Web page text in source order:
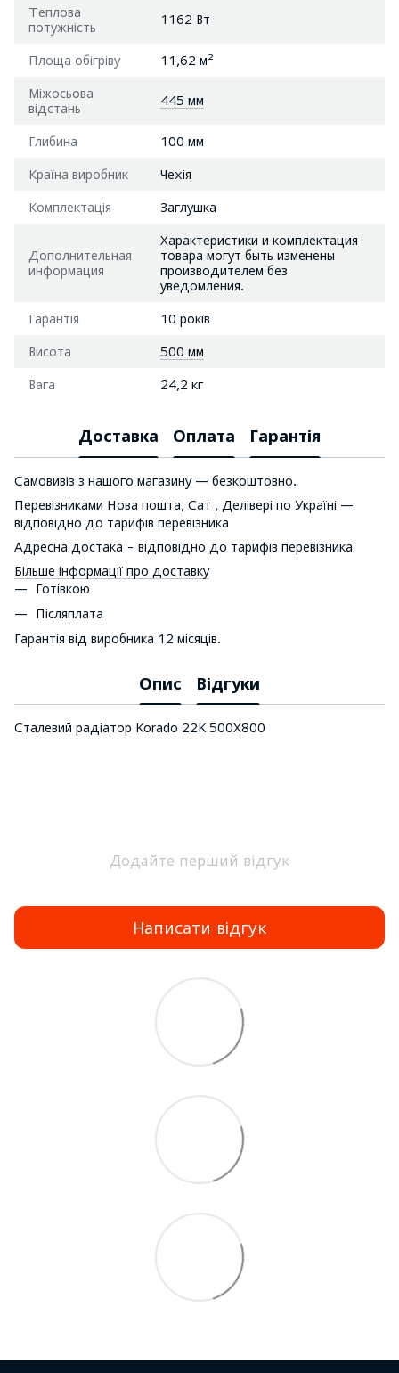
Теплова
потужність
1162 Вт
Площа обігріву 11,62 м²
Міжосьова
відстань
445 мм
Глибина 100 мм
Країна виробник Чехія
Комплектація Заглушка
Дополнительная
информация
Характеристики и комплектация
товара могут быть изменены
производителем без
уведомления.
Гарантія 10 років
Висота 500 мм
Вага 24,2 кг
Доставка Оплата Гарантія
Самовивіз з нашого магазину — безкоштовно.
Перевізниками Нова пошта, Сат , Делівері по Україні —
відповідно до тарифів перевізника
Адресна достака - відповідно до тарифів перевізника
Більше інформації про доставку
Готівкою
Післяплата
Гарантія від виробника 12 місяців.
Опис Відгуки
Сталевий радіатор Korado 22K 500Х800
Додайте перший відгук
Написати відгук